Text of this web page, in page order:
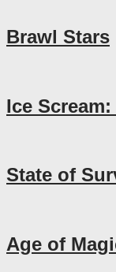
Brawl Stars
Ice
State of
Age of